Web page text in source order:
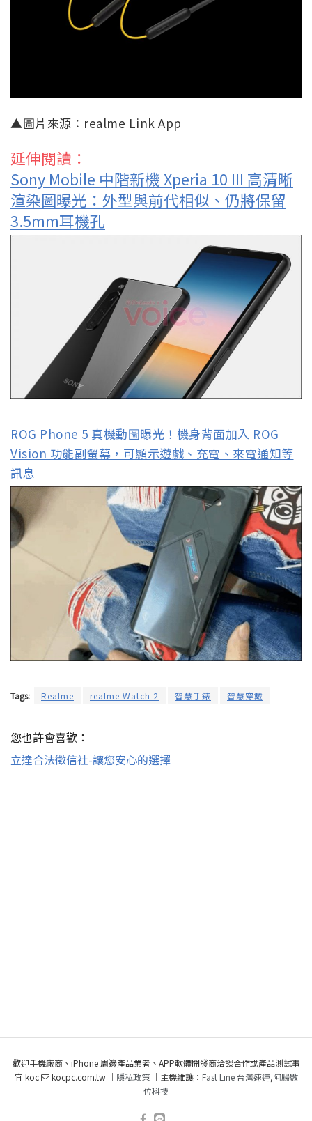
▲圖片來源：realme Link App
延伸閱讀：
Sony Mobile 中階新機 Xperia 10 III 高清晰
渲染圖曝光：外型與前代相似、仍將保留
3.5mm耳機孔
ROG Phone 5 真機動圖曝光！機身背面加入 ROG
Vision 功能副螢幕，可顯示遊戲、充電、來電通知等
訊息
Tags: Realme realme Watch 2 智慧手錶 智慧穿戴
您也許會喜歡：
立達合法徵信社-讓您安心的選擇
歡迎手機廠商、iPhone 周邊產品業者、APP軟體開發商洽談合作或產品測試事
宜 koc
kocpc.com.tw ｜ 隱私政策｜主機維護： Fast Line 台灣速連,阿腸數
位科技